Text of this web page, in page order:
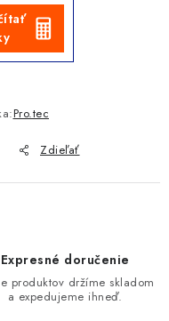
Pro.tec
Zdieľať
Expresné doručenie
produktov držíme skladom
a expedujeme ihneď.